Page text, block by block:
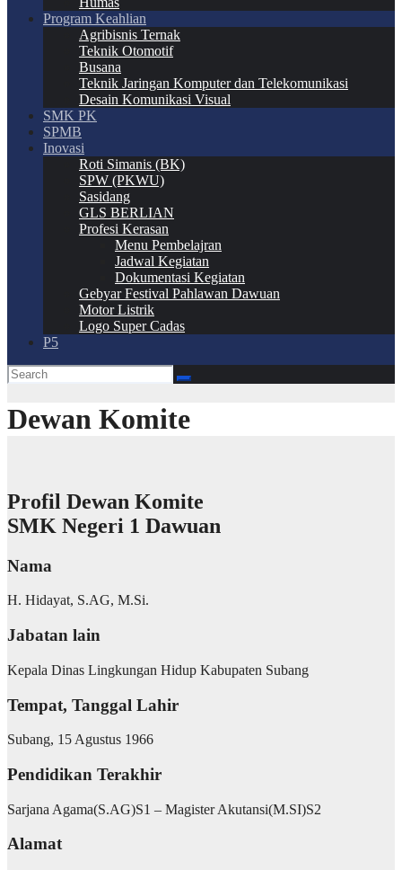
Program Keahlian
Agribisnis Ternak
Teknik Otomotif
Busana
Teknik Jaringan Komputer dan Telekomunikasi
Desain Komunikasi Visual
SMK PK
SPMB
Inovasi
Roti Simanis (BK)
SPW (PKWU)
Sasidang
GLS BERLIAN
Profesi Kerasan
Menu Pembelajran
Jadwal Kegiatan
Dokumentasi Kegiatan
Gebyar Festival Pahlawan Dawuan
Motor Listrik
Logo Super Cadas
P5
Dewan Komite
Profil Dewan Komite
SMK Negeri 1 Dawuan
Nama
H. Hidayat, S.AG, M.Si.
Jabatan lain
Kepala Dinas Lingkungan Hidup Kabupaten Subang
Tempat, Tanggal Lahir
Subang, 15 Agustus 1966
Pendidikan Terakhir
Sarjana Agama(S.AG)S1 – Magister Akutansi(M.SI)S2
Alamat